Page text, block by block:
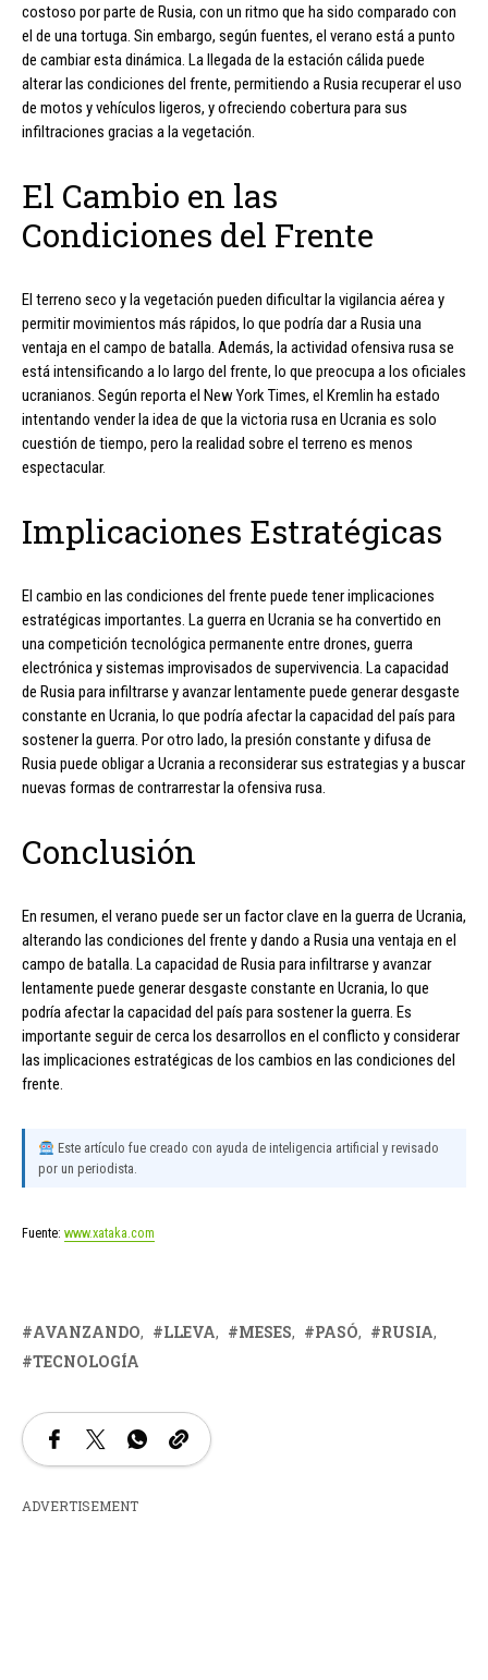
costoso por parte de Rusia, con un ritmo que ha sido comparado con
el de una tortuga. Sin embargo, según fuentes, el verano está a punto
de cambiar esta dinámica. La llegada de la estación cálida puede
alterar las condiciones del frente, permitiendo a Rusia recuperar el uso
de motos y vehículos ligeros, y ofreciendo cobertura para sus
infiltraciones gracias a la vegetación.
El Cambio en las
Condiciones del Frente
El terreno seco y la vegetación pueden dificultar la vigilancia aérea y
permitir movimientos más rápidos, lo que podría dar a Rusia una
ventaja en el campo de batalla. Además, la actividad ofensiva rusa se
está intensificando a lo largo del frente, lo que preocupa a los oficiales
ucranianos. Según reporta el New York Times, el Kremlin ha estado
intentando vender la idea de que la victoria rusa en Ucrania es solo
cuestión de tiempo, pero la realidad sobre el terreno es menos
espectacular.
Implicaciones Estratégicas
El cambio en las condiciones del frente puede tener implicaciones
estratégicas importantes. La guerra en Ucrania se ha convertido en
una competición tecnológica permanente entre drones, guerra
electrónica y sistemas improvisados de supervivencia. La capacidad
de Rusia para infiltrarse y avanzar lentamente puede generar desgaste
constante en Ucrania, lo que podría afectar la capacidad del país para
sostener la guerra. Por otro lado, la presión constante y difusa de
Rusia puede obligar a Ucrania a reconsiderar sus estrategias y a buscar
nuevas formas de contrarrestar la ofensiva rusa.
Conclusión
En resumen, el verano puede ser un factor clave en la guerra de Ucrania,
alterando las condiciones del frente y dando a Rusia una ventaja en el
campo de batalla. La capacidad de Rusia para infiltrarse y avanzar
lentamente puede generar desgaste constante en Ucrania, lo que
podría afectar la capacidad del país para sostener la guerra. Es
importante seguir de cerca los desarrollos en el conflicto y considerar
las implicaciones estratégicas de los cambios en las condiciones del
frente.
Este artículo fue creado con ayuda de inteligencia artificial y revisado
por un periodista.
Fuente: www.xataka.com
AVANZANDO LLEVA MESES PASÓ
RUSIA
TECNOLOGÍA
ADVERTISEMENT